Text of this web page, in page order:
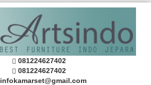
081224627402
081224627402
infokamarset@gmail.com